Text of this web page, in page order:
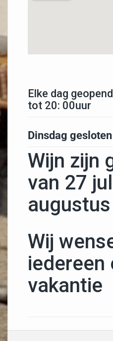
Elke dag
tot 20: 00uur
Dinsdag gesloten
Wijn zijn
van 27
augustus
Wij
iedereen
vakantie